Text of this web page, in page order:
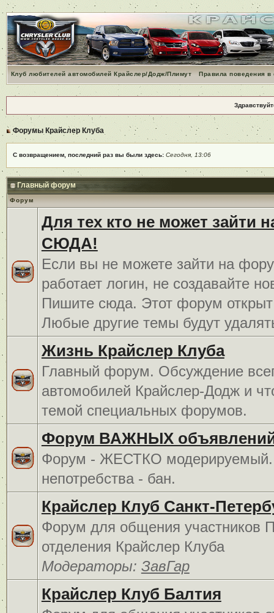
Клуб любителей автомобилей Крайслер/Додж/Плимут Правила поведения
Форумы Крайслер Клуба
С возвращением, последний раз вы были здесь: Сегодня, 13:06
Главный форум
Форум
Для тех кто не может зайти
СЮДА!
Если вы не можете зайти на
работает логин, не создавайте
Пишите сюда. Этот форум открыт
Любые другие темы будут
Жизнь Крайслер Клуба
Главный форум. Обсуждение
автомобилей Крайслер-Додж и
темой специальных форумов.
Форум ВАЖНЫХ
Форум - ЖЕСТКО
непотребства - бан.
Крайслер Клуб Санкт-
Форум для общения участников
отделения Крайслер Клуба
Модераторы: ЗавГар
Крайслер Клуб Балтия